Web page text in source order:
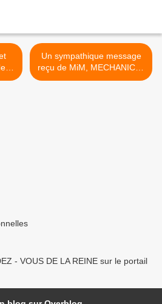
Un sympathique message
reçu de MiM, MECHANIC in
MOTION >
- VOUS DE LA REINE sur le portail